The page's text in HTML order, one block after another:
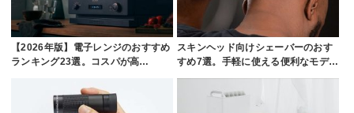
【2026年版】電子レンジのおすすめ
ランキング23選。コスパが高…
スキンヘッド向けシェーバーのおす
すめ7選。手軽に使える便利なモデ…